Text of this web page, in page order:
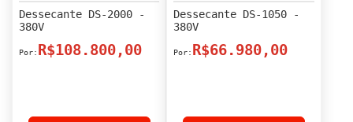
Dessecante DS-2000 -
380V
R$108.800,00
Dessecante DS-1050 -
380V
R$66.980,00